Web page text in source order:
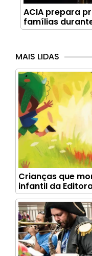
ACIA prepara
famílias
MAIS LIDAS
Crianças que
infantil da